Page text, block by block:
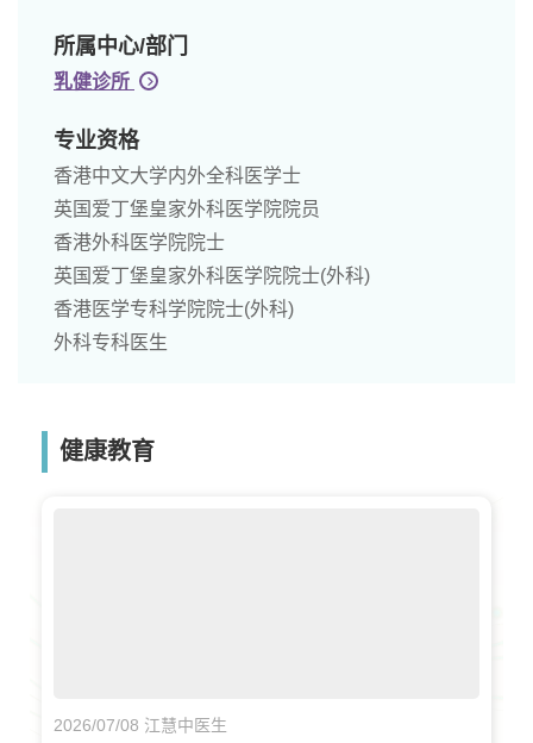
所属中心/部门
乳健诊所
专业资格
香港中文大学内外全科医学士
英国爱丁堡皇家外科医学院院员
香港外科医学院院士
英国爱丁堡皇家外科医学院院士(外科)
香港医学专科学院院士(外科)
外科专科医生
健康教育
2026/07/08 江慧中医生